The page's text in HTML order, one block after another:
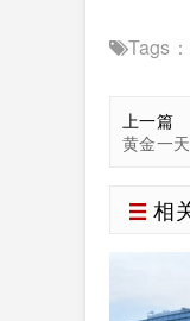
Tags：
上一篇
黄金一
相